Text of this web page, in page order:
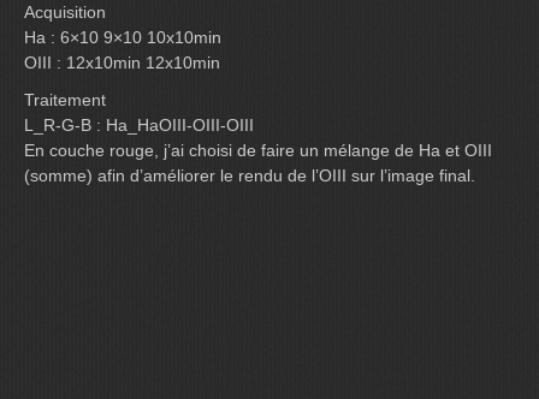
Acquisition
Ha : 6×10 9×10 10x10min
OIII : 12x10min 12x10min
Traitement
L_R-G-B : Ha_HaOIII-OIII-OIII
En couche rouge, j’ai choisi de faire un mélange de Ha et OIII
(somme) afin d’améliorer le rendu de l’OIII sur l’image final.